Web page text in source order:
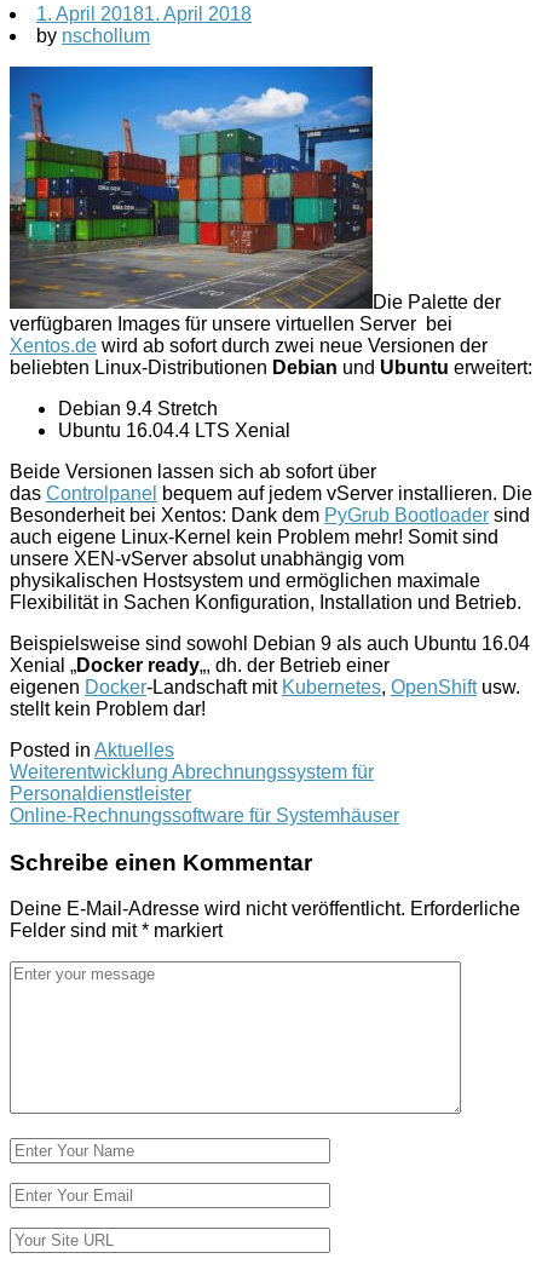
1. April 20181. April 2018
by nschollum
Die Palette der
verfügbaren Images für unsere virtuellen Server bei
Xentos.de wird ab sofort durch zwei neue Versionen der
beliebten Linux-Distributionen Debian und Ubuntu erweitert:
Debian 9.4 Stretch
Ubuntu 16.04.4 LTS Xenial
Beide Versionen lassen sich ab sofort über
das Controlpanel bequem auf jedem vServer installieren. Die
Besonderheit bei Xentos: Dank dem PyGrub Bootloader sind
auch eigene Linux-Kernel kein Problem mehr! Somit sind
unsere XEN-vServer absolut unabhängig vom
physikalischen Hostsystem und ermöglichen maximale
Flexibilität in Sachen Konfiguration, Installation und Betrieb.
Beispielsweise sind sowohl Debian 9 als auch Ubuntu 16.04
Xenial „Docker ready„, dh. der Betrieb einer
eigenen Docker-Landschaft mit Kubernetes, OpenShiftusw.
stellt kein Problem dar!
Posted in Aktuelles
Post
navigation
Weiterentwicklung Abrechnungssystem für
Personaldienstleister
Online-Rechnungssoftware für Systemhäuser
Schreibe einen Kommentar
Deine E-Mail-Adresse wird nicht veröffentlicht. Erforderliche
Felder sind mit* markiert
Kommentar
Name
*
E-
Mail-
Adresse
*
Website